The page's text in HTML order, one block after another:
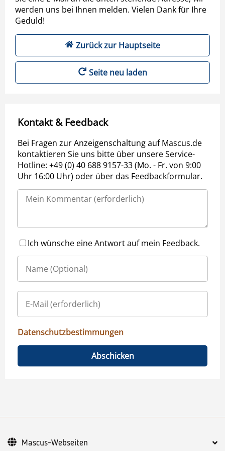
werden uns bei Ihnen melden. Vielen Dank für Ihre
Geduld!
Zurück zur Hauptseite
Seite neu laden
Kontakt & Feedback
Bei Fragen zur Anzeigenschaltung auf Mascus.de
kontaktieren Sie uns bitte über unsere Service-
Hotline: +49 (0) 40 688 9157-33 (Mo. - Fr. von 9:00
Uhr 16:00 Uhr) oder über das Feedbackformular.
Ich wünsche eine Antwort auf mein Feedback.
Datenschutzbestimmungen
Abschicken
Mascus-Webseiten